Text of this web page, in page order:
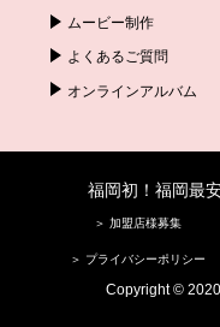
ムービー制作
よくあるご質問
オンラインアルバム
福岡初！福岡最
＞ 加盟店様募集
＞ プライバシーポリシー
Copyright ©